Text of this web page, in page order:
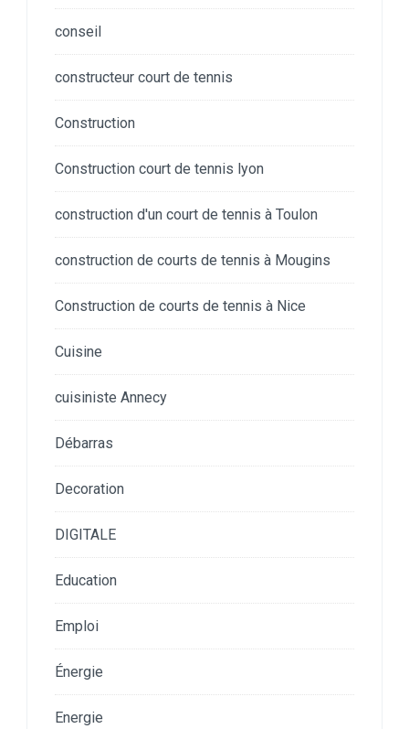
conseil
constructeur court de tennis
Construction
Construction court de tennis lyon
construction d'un court de tennis à Toulon
construction de courts de tennis à Mougins
Construction de courts de tennis à Nice
Cuisine
cuisiniste Annecy
Débarras
Decoration
DIGITALE
Education
Emploi
Énergie
Energie